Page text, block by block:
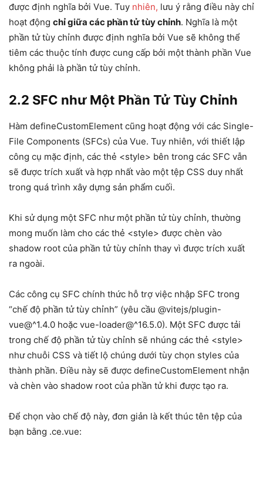
được định nghĩa bởi Vue. Tuy nhiên, lưu ý rằng điều này chỉ
hoạt động chỉ giữa các phần tử tùy chỉnh. Nghĩa là một
phần tử tùy chỉnh được định nghĩa bởi Vue sẽ không thể
tiêm các thuộc tính được cung cấp bởi một thành phần Vue
không phải là phần tử tùy chỉnh.
2.2 SFC như Một Phần Tử Tùy Chỉnh
Hàm defineCustomElement cũng hoạt động với các Single-
File Components (SFCs) của Vue. Tuy nhiên, với thiết lập
công cụ mặc định, các thẻ <style> bên trong các SFC vẫn
sẽ được trích xuất và hợp nhất vào một tệp CSS duy nhất
trong quá trình xây dựng sản phẩm cuối.
Khi sử dụng một SFC như một phần tử tùy chỉnh, thường
mong muốn làm cho các thẻ <style> được chèn vào
shadow root của phần tử tùy chỉnh thay vì được trích xuất
ra ngoài.
Các công cụ SFC chính thức hỗ trợ việc nhập SFC trong
“chế độ phần tử tùy chỉnh” (yêu cầu @vitejs/plugin-
vue@^1.4.0 hoặc vue-loader@^16.5.0). Một SFC được tải
trong chế độ phần tử tùy chỉnh sẽ nhúng các thẻ <style>
như chuỗi CSS và tiết lộ chúng dưới tùy chọn styles của
thành phần. Điều này sẽ được defineCustomElement nhận
và chèn vào shadow root của phần tử khi được tạo ra.
Để chọn vào chế độ này, đơn giản là kết thúc tên tệp của
bạn bằng .ce.vue: